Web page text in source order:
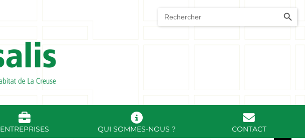
for:
SEARCH
ENTREPRISES QUI SOMMES-NOUS ? CONTACT